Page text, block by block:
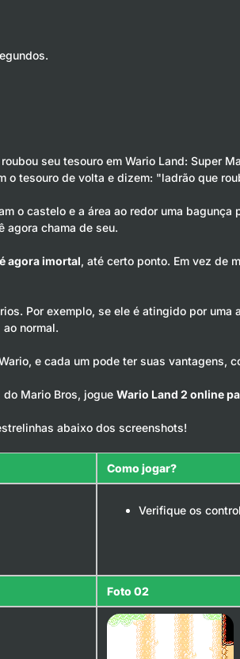
seu tesouro em Wario Land: Super
o tesouro de volta e dizem: "ladrão que
o castelo e a área ao redor uma
agora chama de seu.
agora imortal, até certo ponto. Em vez de
Por exemplo, se ele é atingido por
normal.
e cada um pode ter suas vantagens,
Mario Bros, jogue Wario Land 2 online
abaixo dos screenshots!
Como jogar?
Verifique os
Foto 02